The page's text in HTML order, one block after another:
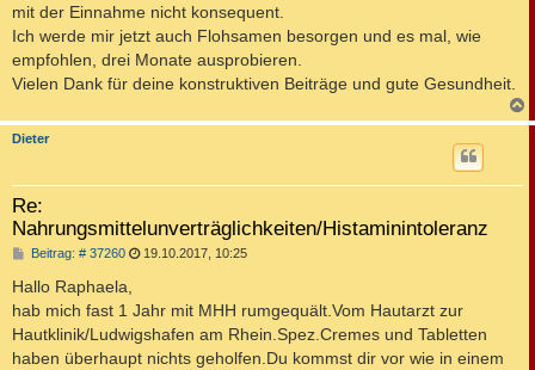
g
mit der Einnahme nicht konsequent.
Ich werde mir jetzt auch Flohsamen besorgen und es mal, wie
empfohlen, drei Monate ausprobieren.
Vielen Dank für deine konstruktiven Beiträge und gute Gesundheit.
a
Dieter
Re:
Nahrungsmittelunverträglichkeiten/Histaminintoleranz
Beitrag: # 37260B
i
r
a
g
19.10.2017, 10:25
Hallo Raphaela,
hab mich fast 1 Jahr mit MHH rumgequält.Vom Hautarzt zur
Hautklinik/Ludwigshafen am Rhein.Spez.Cremes und Tabletten
haben überhaupt nichts geholfen.Du kommst dir vor wie in einem